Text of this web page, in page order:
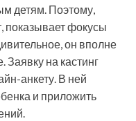
детям. Поэтому,
показывает фокусы
он вполне
Заявку на кастинг
анкету. В ней
и приложить